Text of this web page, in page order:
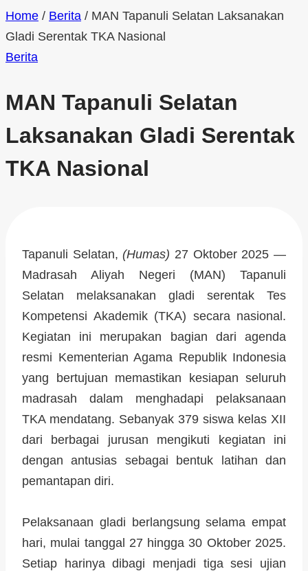
Home / Berita / MAN Tapanuli Selatan Laksanakan
Gladi Serentak TKA Nasional
Berita
MAN Tapanuli Selatan
Laksanakan Gladi Serentak
TKA Nasional
Tapanuli Selatan,(Humas) 27 Oktober 2025 —
Madrasah Aliyah Negeri (MAN) Tapanuli
Selatan melaksanakan gladi serentak Tes
Kompetensi Akademik (TKA) secara nasional.
Kegiatan ini merupakan bagian dari agenda
resmi Kementerian Agama Republik Indonesia
yang bertujuan memastikan kesiapan seluruh
madrasah dalam menghadapi pelaksanaan
TKA mendatang. Sebanyak 379 siswa kelas XII
dari berbagai jurusan mengikuti kegiatan ini
dengan antusias sebagai bentuk latihan dan
pemantapan diri.
Pelaksanaan gladi berlangsung selama empat
hari, mulai tanggal 27 hingga 30 Oktober 2025.
Setiap harinya dibagi menjadi tiga sesi ujian